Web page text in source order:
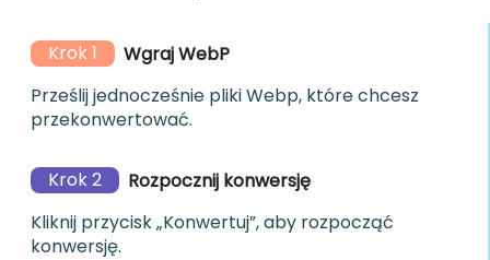
Krok 1
Wgraj WebP
Prześlij jednocześnie pliki Webp, które chcesz
przekonwertować.
Krok 2
Rozpocznij konwersję
Kliknij przycisk „Konwertuj”, aby rozpocząć
konwersję.